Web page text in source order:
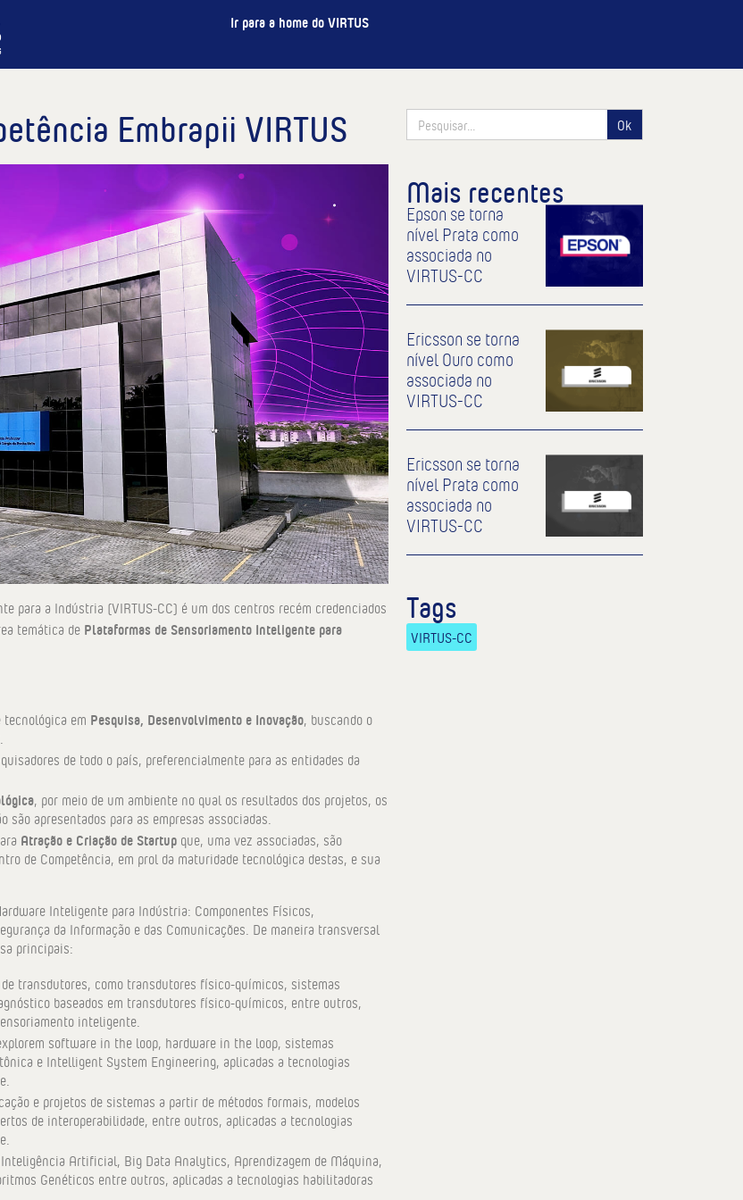
Ir para a home do VIRTUS
Embrapii VIRTUS
para a Indústria (VIRTUS-CC) é um dos centros recém credenciados
temática de Plataformas de Sensoriamento Inteligente para
em Pesquisa, Desenvolvimento e Inovação, buscando o
de todo o país, preferencialmente para as entidades da
, por meio de um ambiente no qual os resultados dos projetos, os
apresentados para as empresas associadas.
Atração e Criação de Startup que, uma vez associadas, são
de Competência, em prol da maturidade tecnológica destas, e sua
Inteligente para Indústria: Componentes Físicos,
da Informação e das Comunicações. De maneira transversal
principais:
transdutores, como transdutores físico-químicos, sistemas
baseados em transdutores físico-químicos, entre outros,
inteligente.
software in the loop, hardware in the loop, sistemas
e Intelligent System Engineering, aplicadas a tecnologias
e projetos de sistemas a partir de métodos formais, modelos
de interoperabilidade, entre outros, aplicadas a tecnologias
Artificial, Big Data Analytics, Aprendizagem de Máquina,
Genéticos entre outros, aplicadas a tecnologias habilitadoras
Ok
Mais recentes
Epson se torna
nível Prata como
associada no
VIRTUS-CC
Ericsson se torna
nível Ouro como
associada no
VIRTUS-CC
Ericsson se torna
nível Prata como
associada no
VIRTUS-CC
Tags
VIRTUS-CC